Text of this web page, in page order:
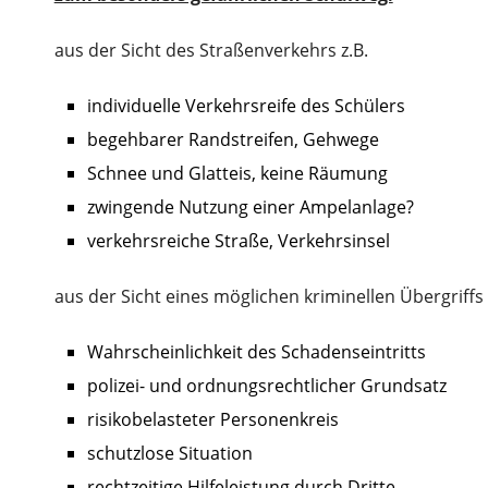
aus der Sicht des Straßenverkehrs z.B.
individuelle Verkehrsreife des Schülers
begehbarer Randstreifen, Gehwege
Schnee und Glatteis, keine Räumung
zwingende Nutzung einer Ampelanlage?
verkehrsreiche Straße, Verkehrsinsel
aus der Sicht eines möglichen kriminellen Übergriffs
Wahrscheinlichkeit des Schadenseintritts
polizei- und ordnungsrechtlicher Grundsatz
risikobelasteter Personenkreis
schutzlose Situation